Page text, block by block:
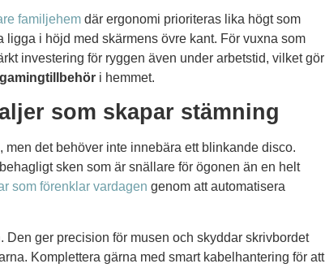
familjehem där ergonomi prioriteras lika högt som
i höjd med skärmens övre kant. För vuxna som
investering för ryggen även under arbetstid, vilket gör
gamingtillbehör i hemmet.
som skapar stämning
det behöver inte innebära ett blinkande disco.
sken som är snällare för ögonen än en helt
som förenklar vardagen genom att automatisera
Den ger precision för musen och skyddar skrivbordet
Komplettera gärna med smart kabelhantering för att